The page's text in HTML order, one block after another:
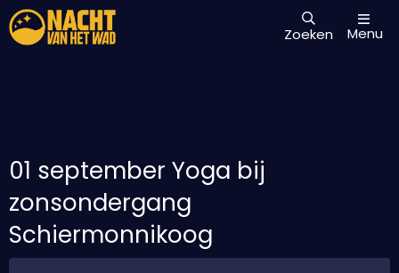
Zoeken Menu
01 september Yoga bij
zonsondergang
Schiermonnikoog